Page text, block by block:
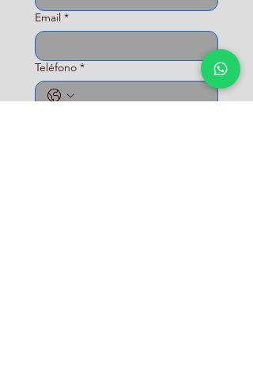
Email *
Teléfono *